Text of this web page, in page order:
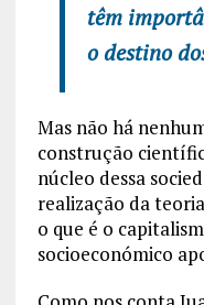
têm
o destino
Mas não há
construção
núcleo dessa
realização da
o que é o
socioeconómico